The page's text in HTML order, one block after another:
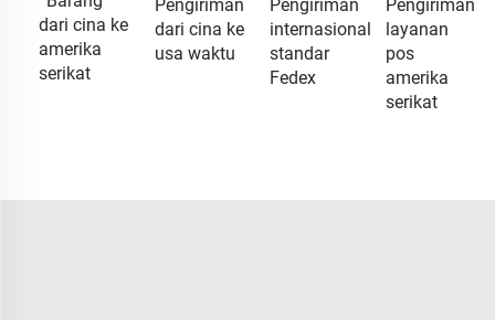
dari cina ke
amerika
serikat
Pengiriman
dari cina ke
usa waktu
Pengiriman
internasional
standar
Fedex
Pengiriman
layanan
pos
amerika
serikat